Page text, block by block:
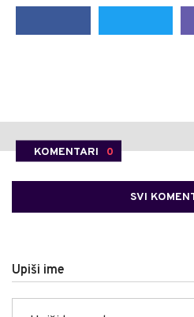
KOMENTARI 0
SVI
Upiši ime